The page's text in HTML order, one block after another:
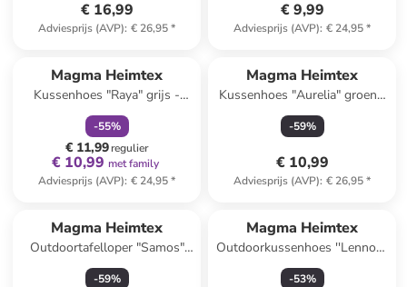
€ 16,99
Adviesprijs (AVP): € 26,95*
€ 9,99
Adviesprijs (AVP): € 24,95*
Magma Heimtex
Kussenhoes "Raya" grijs -
(L)40 x (B)60 cm
-55%
€ 11,99regulier
€ 10,99 met family
Adviesprijs (AVP): € 24,95*
Magma Heimtex
Kussenhoes "Aurelia" groen -
(L)45 x (B)45 cm
-59%
€ 10,99
Adviesprijs (AVP): € 26,95*
Magma Heimtex
Outdoortafelloper "Samos"
taupe - (L)145 x (B)40 cm
-59%
Magma Heimtex
Outdoorkussenhoes ''Lennon''
crème - (L)50 x (B)50 cm
-53%